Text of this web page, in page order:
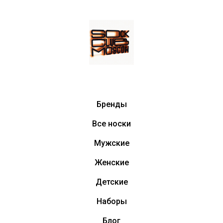
Бренды
Все носки
Мужские
Женские
Детские
Наборы
Блог